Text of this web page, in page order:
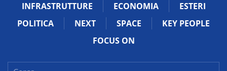
INFRASTRUTTURE ECONOMIA
ESTERI
POLITICA
NEXT SPACE
KEY PEOPLE
FOCUS ON